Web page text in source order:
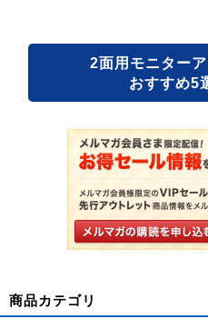
2面用モニター
おすすめ5
商品カテゴリ